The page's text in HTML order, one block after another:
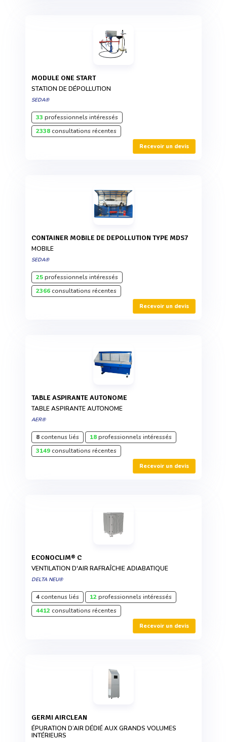
MODULE ONE START
STATION DE DÉPOLLUTION
SEDA®
33 professionnels intéressés
2338consultations récentes
Recevoir un devis
CONTAINER MOBILE DE DEPOLLUTION TYPE MDS7
MOBILE
SEDA®
25professionnels intéressés
2366consultations récentes
Recevoir un devis
TABLE ASPIRANTE AUTONOME
TABLE ASPIRANTE AUTONOME
AER®
8contenus liés 18professionnels intéressés
3149consultations récentes
Recevoir un devis
ECONOCLIM® C
VENTILATION D'AIR RAFRAÎCHIE ADIABATIQUE
DELTA NEU®
4contenus liés 12professionnels intéressés
4412consultations récentes
Recevoir un devis
GERMI AIRCLEAN
ÉPURATION D’AIR DÉDIÉ AUX GRANDS VOLUMES
INTÉRIEURS